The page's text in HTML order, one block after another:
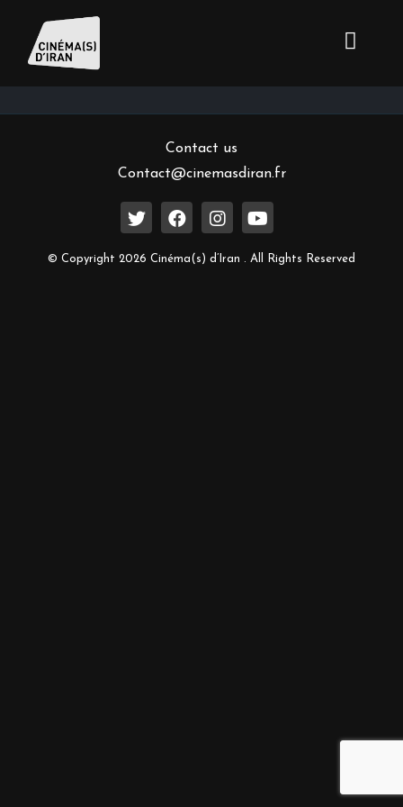
Inscrivez-vous à notre newsletter
Contact us
Contact@cinemasdiran.fr
© Copyright 2026 Cinéma(s) d’Iran . All Rights Reserved